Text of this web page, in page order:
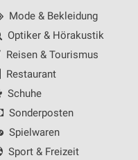
Mode & Bekleidung
Optiker & Hörakustik
Reisen & Tourismus
Restaurant
Schuhe
Sonderposten
Spielwaren
Sport & Freizeit